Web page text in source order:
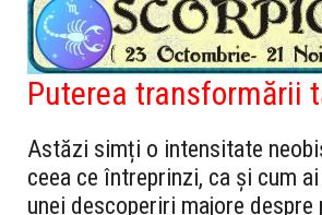
Puterea transformării
Astăzi simți o intensitate
ceea ce întreprinzi, ca și cum
unei descoperiri majore despre